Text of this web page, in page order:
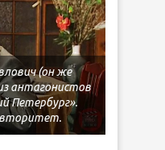
(он же
антагонистов
Петербург».